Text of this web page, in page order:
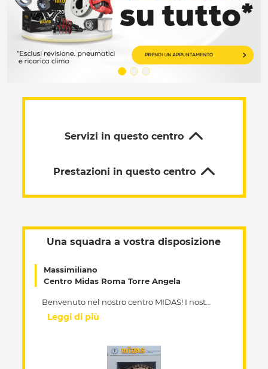
Servizi in questo centro
Prestazioni in questo centro
Una squadra a vostra disposizione
Massimiliano
Centro Midas Roma Torre Angela
Leggi di più